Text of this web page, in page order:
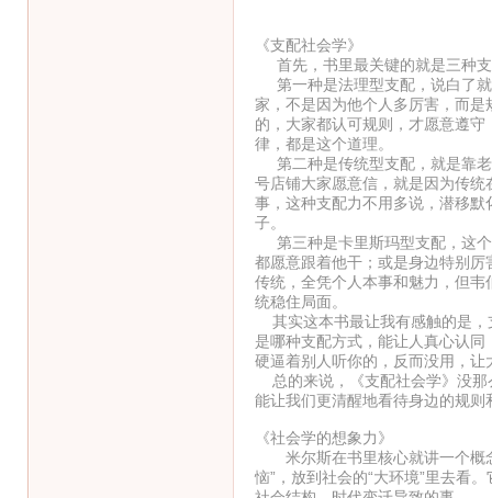
《支配社会学》
首先，书里最关键的就是三种支
第一种是法理型支配，说白了就
家，不是因为他个人多厉害，而
的，大家都认可规则，才愿意遵
律，都是这个道理。
第二种是传统型支配，就是靠老
号店铺大家愿意信，就是因为传
事，这种支配力不用多说，潜移
子。
第三种是卡里斯玛型支配，这个
都愿意跟着他干；或是身边特别
传统，全凭个人本事和魅力，但
统稳住局面。
其实这本书最让我有感触的是，
是哪种支配方式，能让人真心认
硬逼着别人听你的，反而没用，
总的来说，《支配社会学》没那
能让我们更清醒地看待身边的规则
《社会学的想象力》
米尔斯在书里核心就讲一个概念
恼”，放到社会的“大环境”里去看